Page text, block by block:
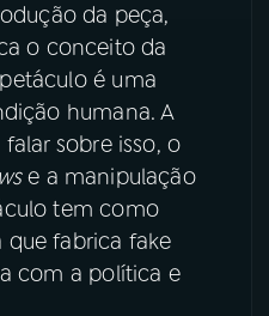
Facebook
X
da peça,
o conceito da
é uma
humana. A
sobre isso, o
e a manipulação
tem como
fabrica fake
com a política e